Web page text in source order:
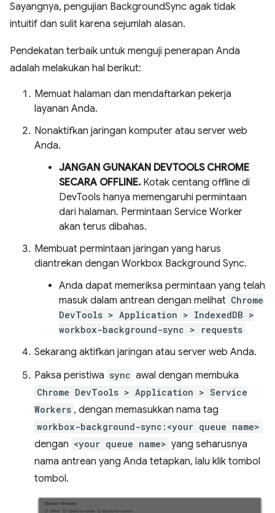
Sayangnya, pengujian BackgroundSync agak tidak
intuitif dan sulit karena sejumlah alasan.
Pendekatan terbaik untuk menguji penerapan Anda
adalah melakukan hal berikut:
Memuat halaman dan mendaftarkan pekerja
layanan Anda.
Nonaktifkan jaringan komputer atau server web
Anda.
JANGAN GUNAKAN DEVTOOLS CHROME
SECARA OFFLINE. Kotak centang offline di
DevTools hanya memengaruhi permintaan
dari halaman. Permintaan Service Worker
akan terus dibahas.
Membuat permintaan jaringan yang harus
diantrekan dengan Workbox Background Sync.
Anda dapat memeriksa permintaan yang telah
masuk dalam antrean dengan melihat Chrome
DevTools > Application > IndexedDB >
workbox-background-sync > requests
Sekarang aktifkan jaringan atau server web Anda.
Paksa peristiwa sync awal dengan membuka
Chrome DevTools > Application > Service
Workers , dengan memasukkan nama tag
workbox-background-sync:<your queue name>
dengan <your queue name> yang seharusnya
nama antrean yang Anda tetapkan, lalu klik tombol
tombol.